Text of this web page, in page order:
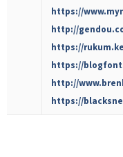
https://
http://
https://
https://
http://
https://